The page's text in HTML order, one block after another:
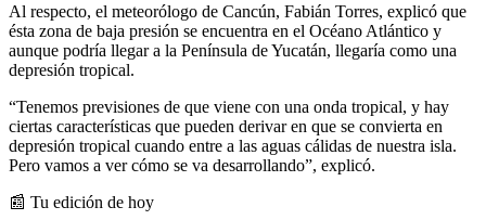
Al respecto, el meteorólogo de Cancún, Fabián Torres, explicó que
ésta zona de baja presión se encuentra en el Océano Atlántico y
aunque podría llegar a la Península de Yucatán, llegaría como una
depresión tropical.
“Tenemos previsiones de que viene con una onda tropical, y hay
ciertas características que pueden derivar en que se convierta en
depresión tropical cuando entre a las aguas cálidas de nuestra isla.
Pero vamos a ver cómo se va desarrollando”, explicó.
📰 Tu edición de hoy